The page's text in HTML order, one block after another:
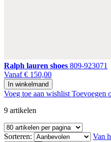
Ralph lauren shoes 809-923071
Vanaf € 150,00
In winkelmand
Voeg toe aan wishlist Toevoegen
9 artikelen
Sorteren: Van